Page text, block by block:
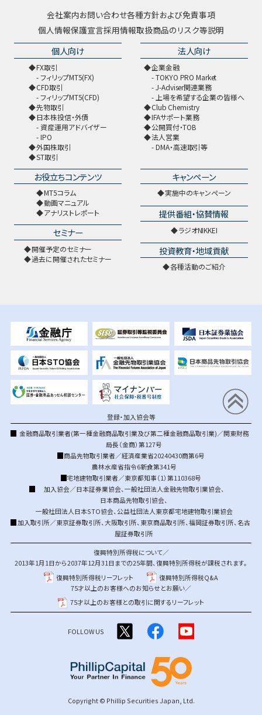
会社案内お問い合わせ各種方針および免責事項
個人情報保護宣言採用情報取扱商品のリスク等説明
個人向け
FX取引
フィリップMT5(FX)
CFD取引
フィリップMT5(CFD)
先物取引
日本株投信・外債
資産運用アドバイザー
IPO
外国株取引
ST取引
法人向け
企業金融
TOKYO PRO Market
J-Adviser関連業務
上場を希望する企業の皆様へ
Club Chemistry
IFAサポート業務
公開買付・TOB
法人営業
DMA・高速取引等
お役立ちコンテンツ
MT5コラム
動画マニュアル
アナリストレポート
セミナー
開催予定のセミナー
過去に開催されたセミナー
キャンペーン
実施中のキャンペーン
提供番組・協賛情報
ラジオNIKKEI
投資教育・地域貢献
各種活動のご紹介
登録・加入協会等
金融商品取引業者(第一種金融商品取引業及び第二種金融商品取引業)／関東財務
局長（金商）第127号
商品先物取引業者／経済産業省20240430商第6号
農林水産省指令6新食第341号
宅地建物取引業者／東京都知事（1）第110368号
加入協会／日本証券業協会、 一般社団法人金融先物取引業協会、
日本商品先物取引協会、
一般社団法人日本STO協会、 公益社団法人東京都宅地建物取引業協会
加入取引所／東京証券取引所、大阪取引所、 東京商品取引所、福岡証券取引所、名古
屋証券取引所
復興特別所得税について／
2013年1月1日から2037年12月31日までの25年間、復興特別所得税が課税されます。
復興特別所得税リーフレット
復興特別所得税Q&A
75才以上のお客様へのお知らせとお願い／
75才以上のお客様との取引に関するリーフレット
FOLLOW US
Copyright © Phillip Securities Japan, Ltd.